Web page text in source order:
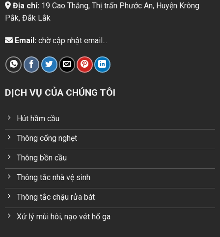
Địa chỉ: 19 Cao Thắng, Thị trấn Phước An, Huyện Krông
Pắk, Đắk Lắk
Email: chờ cập nhật email...
DỊCH VỤ CỦA CHÚNG TÔI
Hút hầm cầu
Thông cống nghẹt
Thông bồn cầu
Thông tắc nhà vệ sinh
Thông tắc chậu rửa bát
Xử lý mùi hôi, nạo vét hố ga